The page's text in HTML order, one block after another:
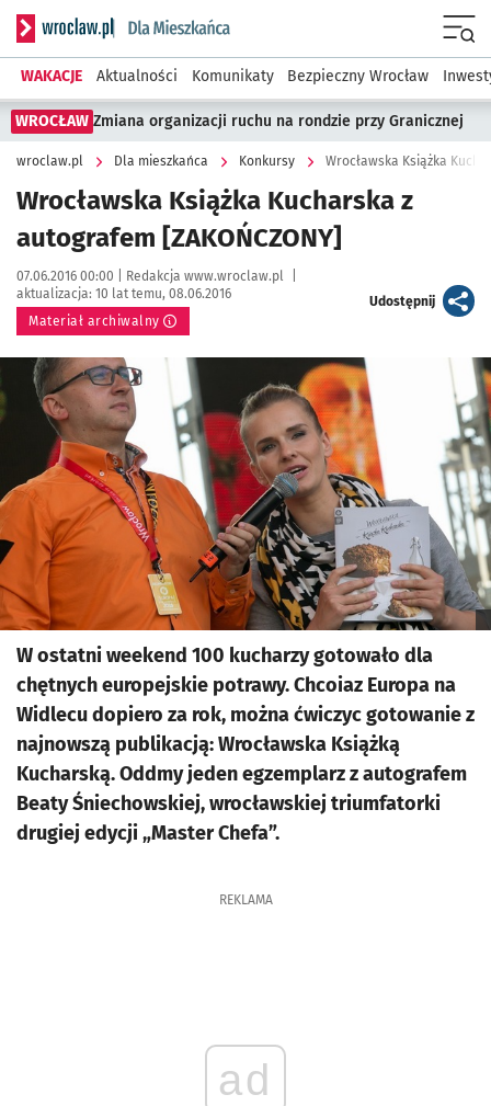
Serwis informacyjny wroclaw.pl podserwis: Dla mieszkańca
WAKACJE Aktualności Komunikaty Bezpieczny Wrocław
WROCŁAW Zmiana organizacji ruchu na rondzie przy Granicznej
wroclaw.pl Dla mieszkańca Konkursy Wrocławska Książka
Wrocławska Książka Kucharska z
autografem [ZAKOŃCZONY]
Data publikacji:
07.06.2016 00:00 | Autor:
Redakcja www.wroclaw.pl
aktualizacja: 10 lat temu, 08.06.2016
Materiał archiwalny
Udostępnijartykuł
Kliknij, aby powiększyć
W ostatni weekend 100 kucharzy gotowało dla
chętnych europejskie potrawy. Chcoiaz Europa na
Widlecu dopiero za rok, można ćwiczyc gotowanie z
najnowszą publikacją: Wrocławska Książką
Kucharską. Oddmy jeden egzemplarz z autografem
Beaty Śniechowskiej, wrocławskiej triumfatorki
drugiej edycji „Master Chefa”.
REKLAMA
ad